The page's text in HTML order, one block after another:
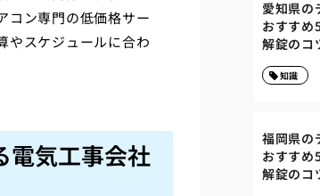
コン専門の低価格サー
やスケジュールに合わ
電気工事会社
愛知県の
おすすめ
解錠のコ
知識
福岡県の
おすすめ
解錠のコ